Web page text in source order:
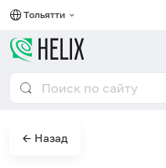
Тольятти
← Назад